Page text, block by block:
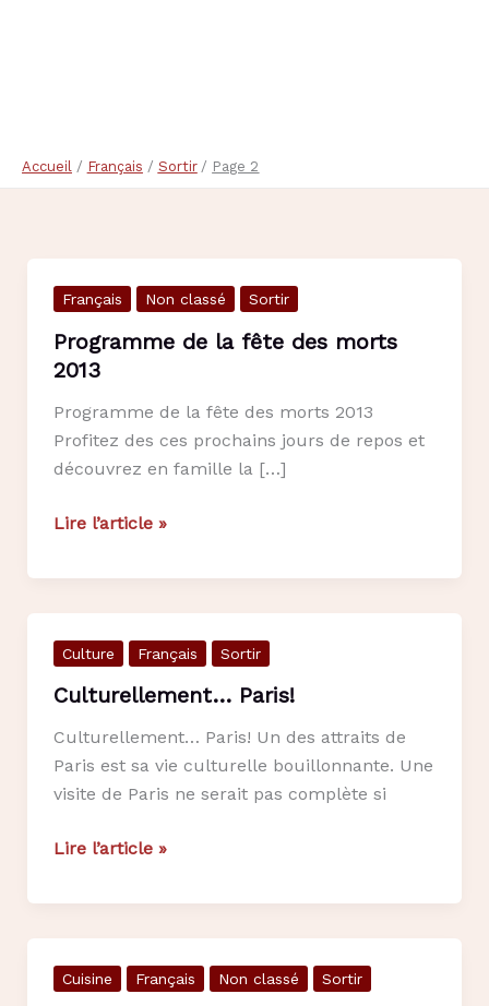
Accueil Français Sortir Page 2
Français Non classé Sortir
Programme de la fête des morts
2013
Programme de la fête des morts 2013
Profitez des ces prochains jours de repos et
découvrez en famille la […]
Programme
la
morts
2013
Lire l’article »
Culture Français Sortir
Culturellement… Paris!
Culturellement… Paris! Un des attraits de
Paris est sa vie culturelle bouillonnante. Une
visite de Paris ne serait pas complète si
Culturellement…
Lire l’article »
Cuisine Français Non classé Sortir